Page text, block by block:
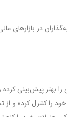
در
را بهتر پیش‌بینی
را کنترل کرده و